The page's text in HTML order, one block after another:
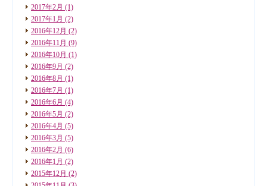
2017年2月 (1)
2017年1月 (2)
2016年12月 (2)
2016年11月 (9)
2016年10月 (1)
2016年9月 (2)
2016年8月 (1)
2016年7月 (1)
2016年6月 (4)
2016年5月 (2)
2016年4月 (5)
2016年3月 (5)
2016年2月 (6)
2016年1月 (2)
2015年12月 (2)